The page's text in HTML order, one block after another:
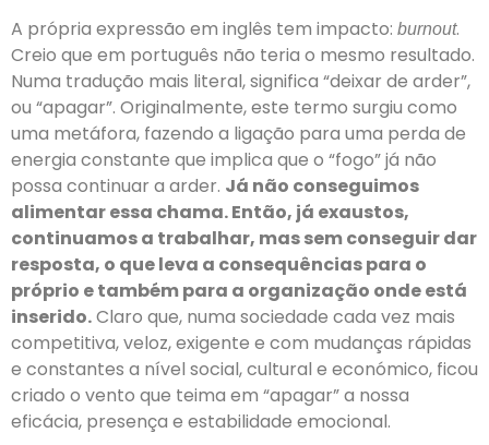
A própria expressão em inglês tem impacto: burnout.
Creio que em português não teria o mesmo resultado.
Numa tradução mais literal, significa “deixar de arder”,
ou “apagar”. Originalmente, este termo surgiu como
uma metáfora, fazendo a ligação para uma perda de
energia constante que implica que o “fogo” já não
possa continuar a arder. Já não conseguimos
alimentar essa chama. Então, já exaustos,
continuamos a trabalhar, mas sem conseguir dar
resposta, o que leva a consequências para o
próprio e também para a organização onde está
inserido.Claro que, numa sociedade cada vez mais
competitiva, veloz, exigente e com mudanças rápidas
e constantes a nível social, cultural e económico, ficou
criado o vento que teima em “apagar” a nossa
eficácia, presença e estabilidade emocional.